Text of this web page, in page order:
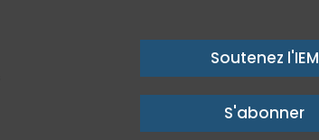
Soutenez l'IEM
S'abonner